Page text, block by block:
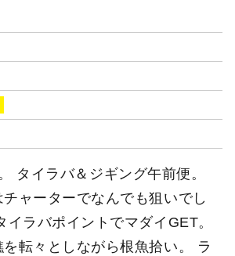
タイラバ＆ジギング午前便。
ャーターでなんでも狙いでし
イラバポイントでマダイGET。
転々としながら根魚拾い。 ラ